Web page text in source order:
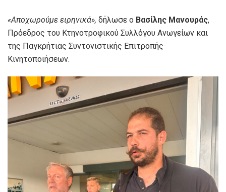
«Αποχωρούμε ειρηνικά», δήλωσε ο Βασίλης Μανουράς,
Πρόεδρος του Κτηνοτροφικού Συλλόγου Ανωγείων και
της Παγκρήτιας Συντονιστικής Επιτροπής
Κινητοποιήσεων.